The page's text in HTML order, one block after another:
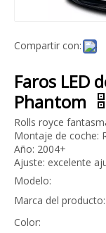
Compartir con:
Faros LED
Phantom
Rolls royce
Montaje de coche:
Año: 2004+
Ajuste: excelente
Modelo:
Marca del producto:
Color: